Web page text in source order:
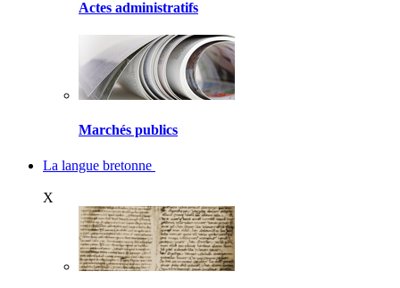
Actes administratifs
Marchés publics
La langue bretonne
X